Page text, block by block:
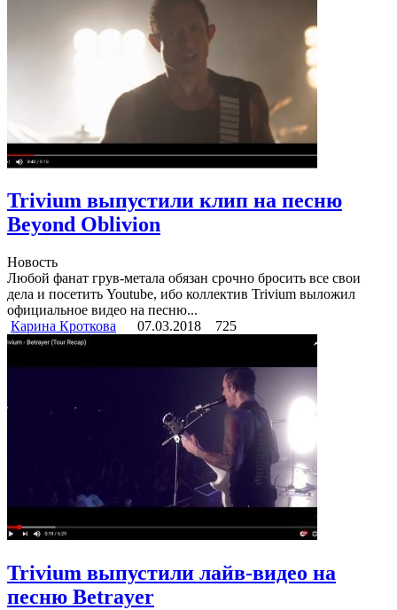
Trivium выпустили клип на песню
Beyond Oblivion
Новость
Любой фанат грув-метала обязан срочно бросить все свои
дела и посетить Youtube, ибо коллектив Trivium выложил
официальное видео на песню...
Карина Кроткова
07.03.2018 725
Trivium выпустили лайв-видео на
песню Betrayer